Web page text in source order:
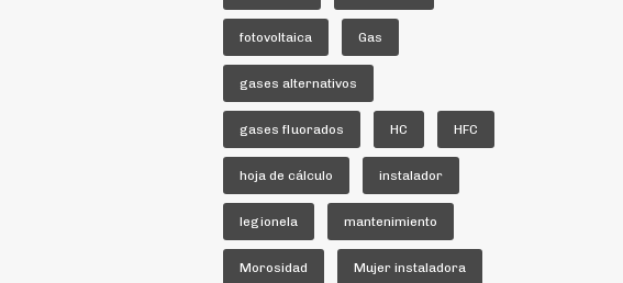
fotovoltaica Gas
gases alternativos
gases fluorados HC HFC
hoja de cálculo instalador
legionela mantenimiento
Morosidad Mujer instaladora